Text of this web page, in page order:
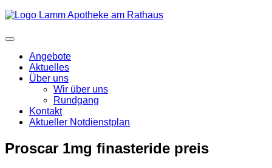
Angebote
Aktuelles
Über uns
Wir über uns
Rundgang
Kontakt
Aktueller Notdienstplan
Proscar 1mg finasteride preis